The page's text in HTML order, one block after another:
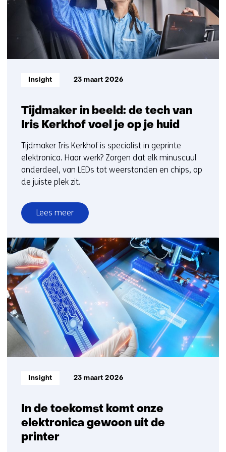
TNO)
15
Tijdmaker in beeld: de tech van
Iris Kerkhof voel je op je huid
Informatietype:
Insight 23 maart 2026
Tijdmaker Iris Kerkhof is specialist in geprinte
elektronica. Haar werk? Zorgen dat elk minuscuul
onderdeel, van LEDs tot weerstanden en chips, op
de juiste plek zit.
Lees meer
over
Tijdmaker
in
beeld:
de
tech
van
Kerkhof
voel
op
huid
In de toekomst komt onze
elektronica gewoon uit de
printer
Informatietype:
Insight 23 maart 2026